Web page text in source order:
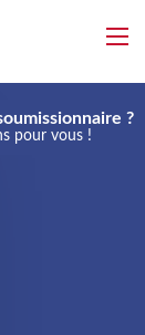
?
pour vous !